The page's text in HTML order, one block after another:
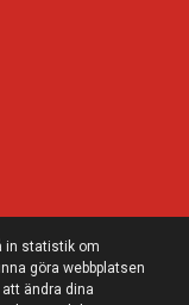
in statistik om
göra webbplatsen
ändra dina